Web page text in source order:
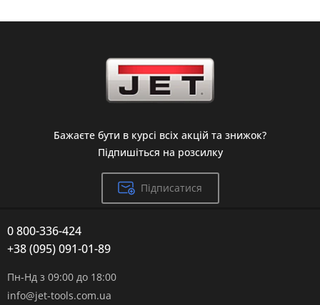
Бажаєте бути в курсі всіх акцій та знижок?
Підпишіться на розсилку
Підписатися
0 800-336-424
+38 (095) 091-01-89
Пн-Нд з 09:00 до 18:00
info@jet-tools.com.ua